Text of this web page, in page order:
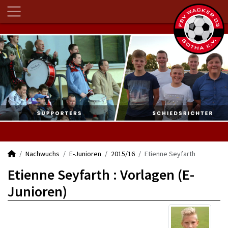
Nachwuchs E-Junioren 2015/16 Etienne Seyfarth
Etienne Seyfarth : Vorlagen (E-
Junioren)